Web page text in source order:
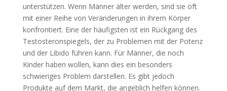
unterstützen. Wenn Männer älter werden, sind sie oft
mit einer Reihe von Veränderungen in ihrem Körper
konfrontiert. Eine der häufigsten ist ein Rückgang des
Testosteronspiegels, der zu Problemen mit der Potenz
und der Libido führen kann. Für Männer, die noch
Kinder haben wollen, kann dies ein besonders
schwieriges Problem darstellen. Es gibt jedoch
Produkte auf dem Markt, die angeblich helfen können.